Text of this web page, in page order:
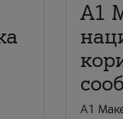
A1
A1